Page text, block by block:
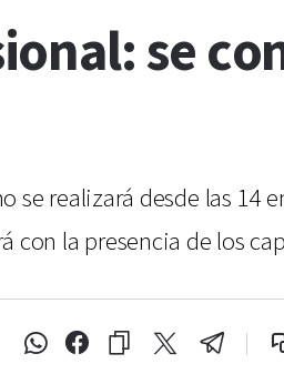
se
se realizará desde las 14
con la presencia de los